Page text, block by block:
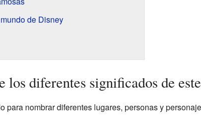
de Disney
los diferentes significados de
para nombrar diferentes lugares, personas y